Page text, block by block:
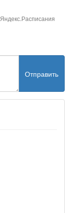
Яндекс.Расписания
Отправить